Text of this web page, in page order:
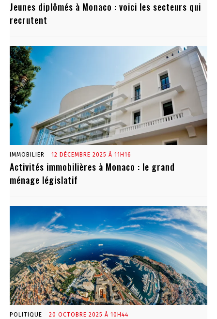
Jeunes diplômés à Monaco : voici les secteurs qui
recrutent
IMMOBILIER 12 DÉCEMBRE 2025 À 11H16
Activités immobilières à Monaco : le grand
ménage législatif
POLITIQUE 20 OCTOBRE 2025 À 10H44